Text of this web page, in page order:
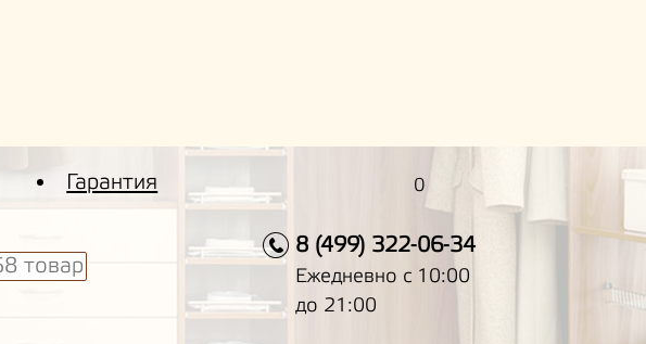
Гарантия
0
8 (499) 322-06-34
Ежедневно с 10:00
до 21:00